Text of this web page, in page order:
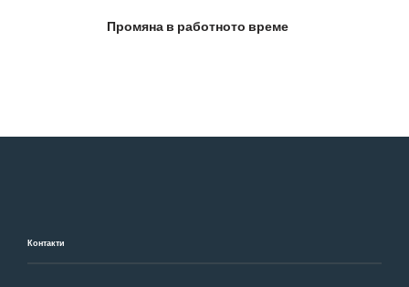
Промяна в работното време
Контакти